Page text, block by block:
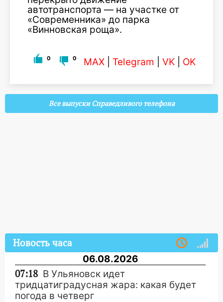
автотранспорта — на участке от
«Современника» до парка
«Винновская роща».
0 0 MAX Telegram VK OK
Все выпуски Справедливого телефона
Новость часа
06.08.2026
07:18 В Ульяновск идет
тридцатиградусная жара: какая будет
погода в четверг